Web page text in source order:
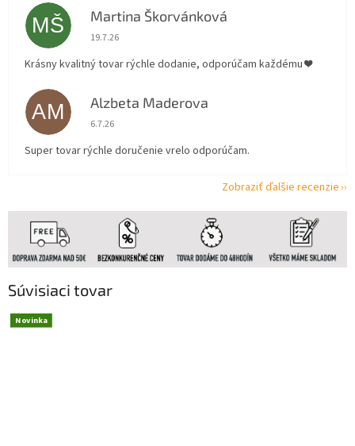
Súvisiaci tovar
Novinka
MŠ Martina Škorvánková
Hodnotenie obchodu je 5 z 5 hviezdičiek.
19.7.26
Krásny kvalitný tovar rýchle dodanie, odporúčam každému ❤️
AM Alzbeta Maderova
Hodnotenie obchodu je 5 z 5 hviezdičiek.
6.7.26
Super tovar rýchle doručenie vrelo odporúčam.
Zobraziť ďalšie recenzie